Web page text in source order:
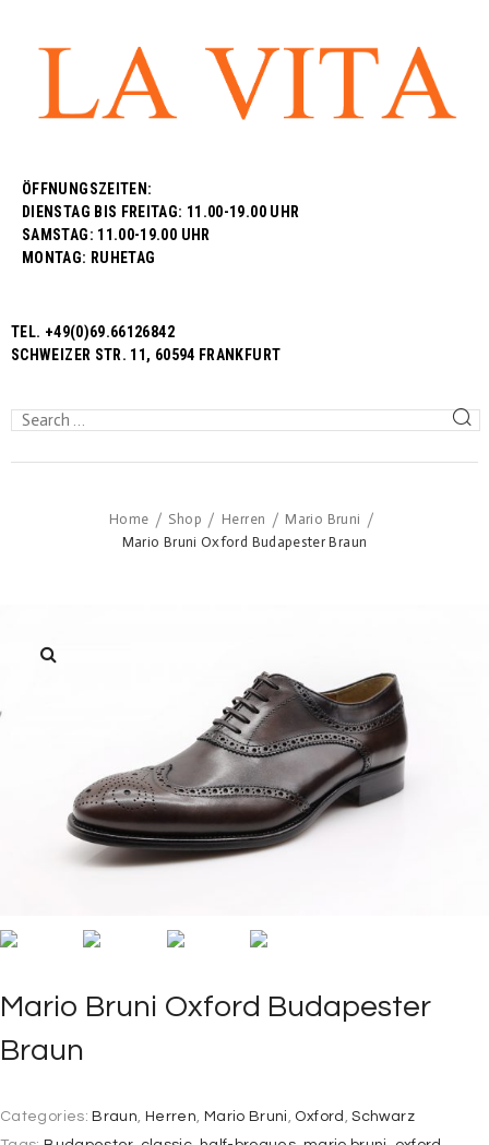
TEL. +49(0)69.66126842
SCHWEIZER STR. 11, 60594 FRANKFURT
ÖFFNUNGSZEITEN:
DIENSTAG BIS FREITAG: 11.00-19.00 UHR
SAMSTAG: 11.00-19.00 UHR
MONTAG: RUHETAG
Home / Shop / Herren / Mario Bruni /
Mario Bruni Oxford Budapester Braun
Mario Bruni Oxford Budapester
Braun
Categories: Braun, Herren, Mario Bruni , Oxford ,Schwarz